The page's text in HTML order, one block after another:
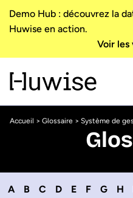
Demo Hub : découvrez la
Huwise en action.
Voir les
Accueil > Glossaire > Système de
A B C D E F G H